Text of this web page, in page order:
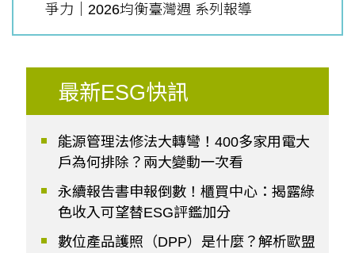
爭力｜2026均衡臺灣週 系列報導
最新ESG快訊
能源管理法修法大轉彎！400多家用電大
戶為何排除？兩大變動一次看
永續報告書申報倒數！櫃買中心：揭露綠
色收入可望替ESG評鑑加分
數位產品護照（DPP）是什麼？解析歐盟